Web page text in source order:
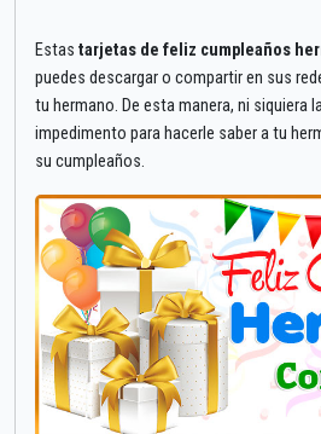
Estas tarjetas de feliz cumpleaños
puedes descargar o compartir en sus
tu hermano. De esta manera, ni siquiera
impedimento para hacerle saber a tu
su cumpleaños.